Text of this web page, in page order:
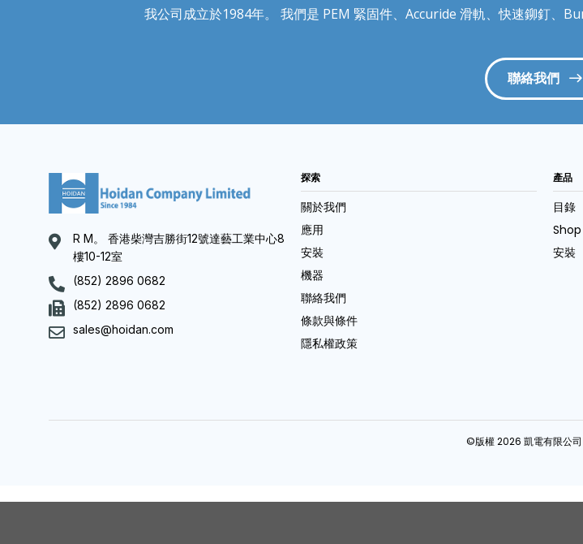
我公司成立於1984年。 我們是 PEM 緊固件、Accuride 滑軌、快速鉚釘、
聯絡我們
R M。 香港柴灣吉勝街12號達藝工業中心8
樓10-12室
(852) 2896 0682
(852) 2896 0682
sales@hoidan.com
探索
關於我們
應用
安裝
機器
聯絡我們
條款與條件
隱私權政策
產品
目錄
Shop
安裝
©版權 2026 凱電有限公